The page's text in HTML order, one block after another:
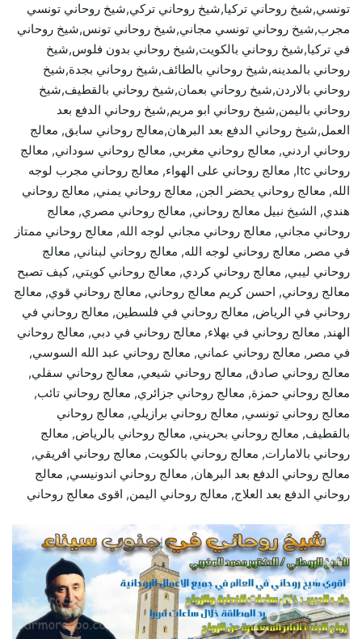
تونسي,شيخ روحاني تركيا,شيخ روحاني تركي,شيخ روحاني تونسي
مجرب,شيخ روحاني تونسي مجاني,شيخ روحاني تونس,شيخ روحاني
في تركيا,شيخ روحاني بالكويت,شيخ روحاني بدون فلوس,شيخ
روحاني بالمدينه,شيخ روحاني بالطائف,شيخ روحاني بجدة,شيخ
روحاني بالاردن,شيخ روحاني بعمان,شيخ روحاني بالقطيف,شيخ
روحاني باليمن,شيخ روحاني ابو مريم,شيخ روحاني الدفع بعد
العمل,شيخ روحاني الدفع بعد البرهان,معالج روحاني سابق, معالج
روحاني اردني, معالج روحاني مغربي, معالج روحاني سوداني, معالج
روحاني ltc, معالج روحاني على الهواء, معالج روحاني مجرب لوجه
الله, معالج روحاني يحضر الجن, معالج روحاني يمني, معالج روحاني
هندي, الشيخ نبيل معالج روحاني, معالج روحاني مصري, معالج
روحاني مجاني, معالج روحاني مجاني لوجه الله, معالج روحاني ممتاز
في مصر, معالج روحاني لوجه الله, معالج روحاني لبناني, معالج
روحاني ليبي, معالج روحاني كردي, معالج روحاني كويتي, كيف تصبح
معالج روحاني, احسن كريم معالج روحاني, معالج روحاني قوي, معالج
روحاني في الرياض, معالج روحاني في فلسطين, معالج روحاني في
الهند, معالج روحاني في بهلاء, معالج روحاني في دبي, معالج روحاني
في مصر, معالج روحاني عماني, معالج روحاني عبد الله السوسي,
معالج روحاني صادق, معالج روحاني شيعي, معالج روحاني سفلي,
معالج روحاني حمزة, معالج روحاني جزائري, معالج روحاني تائب,
معالج روحاني تونسي, معالج روحاني برازيلي, معالج روحاني
بالقطيف, معالج روحاني بحريني, معالج روحاني بالرياض, معالج
روحاني بالامارات, معالج روحاني بالكويت, معالج روحاني افريقي,
معالج روحاني الدفع بعد البرهان, معالج روحاني اندونيسي, معالج
روحاني الدفع بعد العلاج, معالج روحاني اليمن, اقوى معالج روحاني